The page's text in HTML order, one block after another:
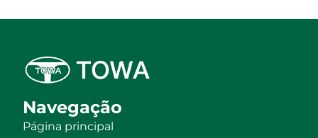
Navegação
Página principal